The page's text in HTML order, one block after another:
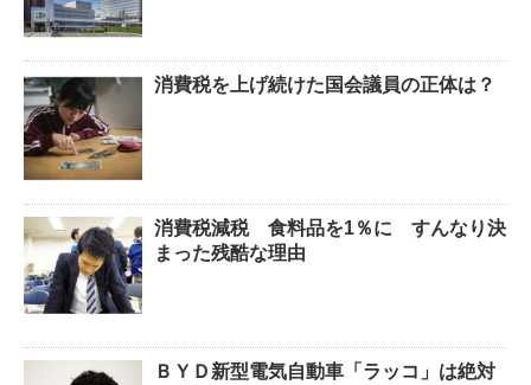
消費税を上げ続けた国会議員の正体は？
消費税減税 食料品を1％に すんなり決
まった残酷な理由
ＢＹＤ新型電気自動車「ラッコ」は絶対